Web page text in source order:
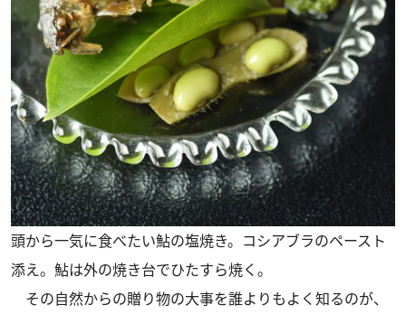
頭から一気に食べたい鮎の塩焼き。コシアブラのペースト
添え。鮎は外の焼き台でひたすら焼く。
その自然からの贈り物の大事を誰よりもよく知るのが、